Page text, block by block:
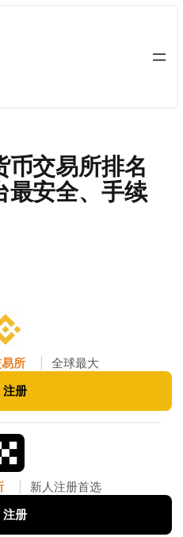
币交易所排名
最安全、手续
所 全球最大
注册
新人注册首选
注册